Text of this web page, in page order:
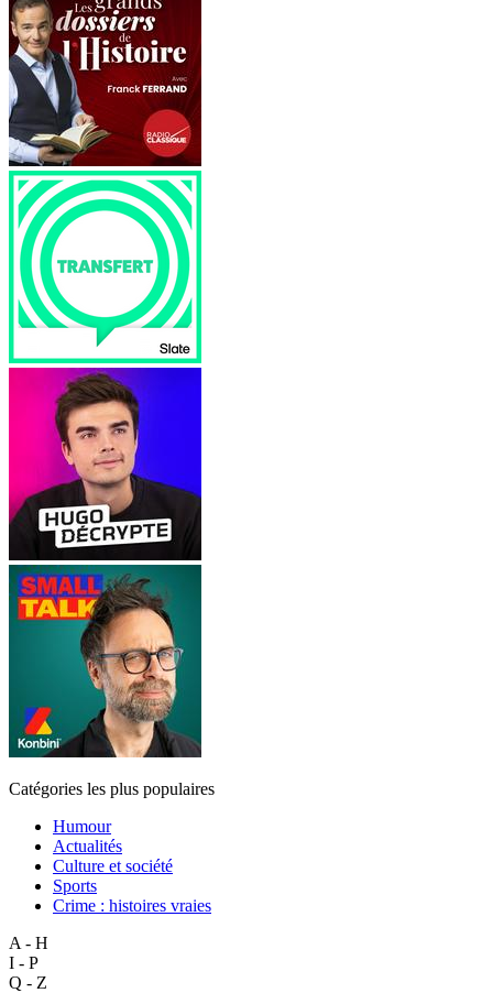
Catégories les plus populaires
Humour
Actualités
Culture et société
Sports
Crime : histoires vraies
A - H
I - P
Q - Z